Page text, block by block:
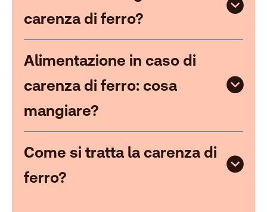
carenza di ferro?
Alimentazione in caso di
carenza di ferro: cosa
mangiare?
Come si tratta la carenza di
ferro?